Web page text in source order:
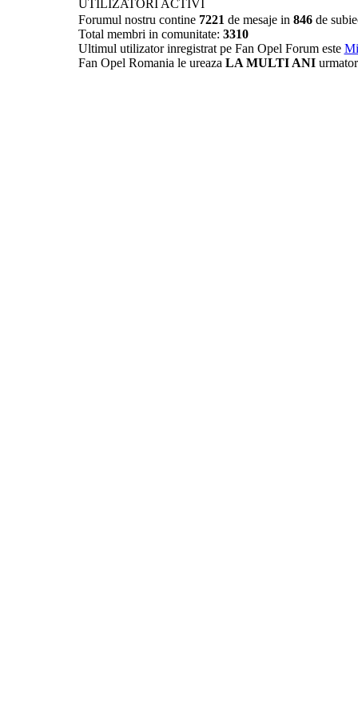
UTILIZATORI ACTIVI
Forumul nostru contine 7221 de mesaje in 846de
Total membri in comunitate: 3310
Ultimul utilizator inregistrat pe Fan Opel Forum este
Fan Opel Romania le ureaza LA MULTI ANI